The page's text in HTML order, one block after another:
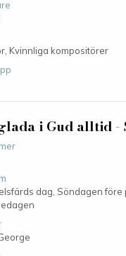
Kvinnliga kompositörer
i Gud alltid -
dag, Söndagen före